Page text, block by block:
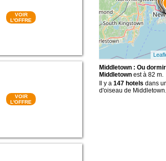
VOIR
L'OFFRE
VOIR
L'OFFRE
98
Middletown : Ou dormir
Middletownest à 82 m.
Il y a 147 hotels dans
d'oiseau de Middletown.